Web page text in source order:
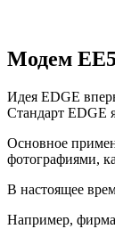
Модем
Идея EDGE
Стандарт EDGE
Основное
фотографиями,
В настоящее
Например, фирма